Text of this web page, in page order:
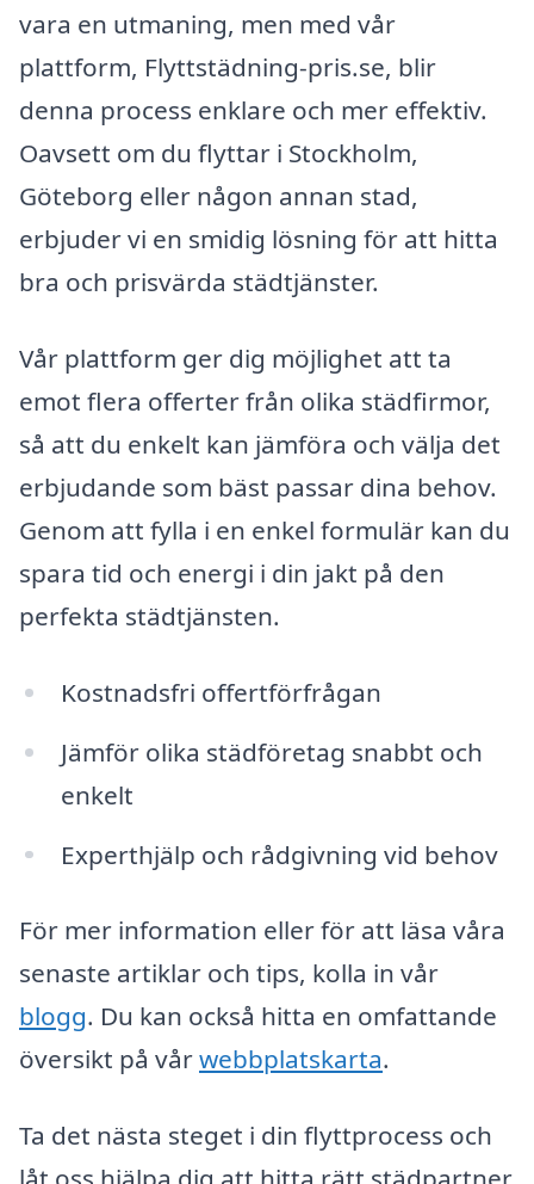
vara en utmaning, men med vår
plattform, Flyttstädning-pris.se, blir
denna process enklare och mer effektiv.
Oavsett om du flyttar i Stockholm,
Göteborg eller någon annan stad,
erbjuder vi en smidig lösning för att hitta
bra och prisvärda städtjänster.
Vår plattform ger dig möjlighet att ta
emot flera offerter från olika städfirmor,
så att du enkelt kan jämföra och välja det
erbjudande som bäst passar dina behov.
Genom att fylla i en enkel formulär kan du
spara tid och energi i din jakt på den
perfekta städtjänsten.
Kostnadsfri offertförfrågan
Jämför olika städföretag snabbt och
enkelt
Experthjälp och rådgivning vid behov
För mer information eller för att läsa våra
senaste artiklar och tips, kolla in vår
blogg. Du kan också hitta en omfattande
översikt på vårwebbplatskarta.
Ta det nästa steget i din flyttprocess och